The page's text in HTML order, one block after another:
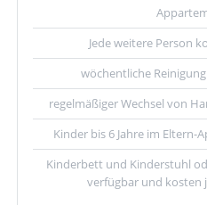
Jede weitere Person
wöchentliche
regelmäßiger Wechsel von
Kinder bis 6 Jahre im
Kinderbett und Kinderstuhl
verfügbar und kosten